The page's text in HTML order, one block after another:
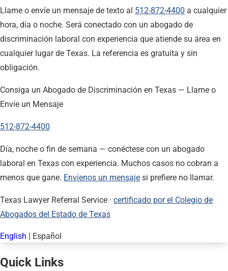
Llame o envíe un mensaje de texto al 512-872-4400 a cualquier
hora, día o noche. Será conectado con un abogado de
discriminación laboral con experiencia que atiende su área en
cualquier lugar de Texas. La referencia es gratuita y sin
obligación.
Consiga un Abogado de Discriminación en Texas — Llame o
Envíe un Mensaje
512-872-4400
Día, noche o fin de semana — conéctese con un abogado
laboral en Texas con experiencia. Muchos casos no cobran a
menos que gane. Envíenos un mensaje si prefiere no llamar.
Texas Lawyer Referral Service · certificado por el Colegio de
Abogados del Estado de Texas
English | Español
Quick Links